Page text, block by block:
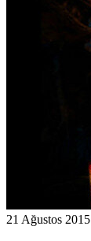
21 Ağustos 2015